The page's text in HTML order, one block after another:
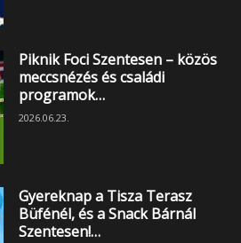
Piknik Foci Szentesen – közös
meccsnézés és családi
programok…
2026.06.23.
Gyereknap a Tisza Terasz
Büfénél, és a Snack Bárnál
Szentesen!…